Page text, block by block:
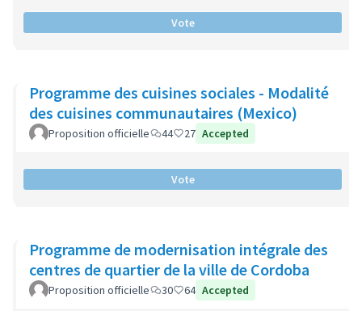
Vote
Programme des cuisines sociales - Modalité
des cuisines communautaires (Mexico)
Proposition officielle 44 27 Accepted
Vote
Programme de modernisation intégrale des
centres de quartier de la ville de Cordoba
Proposition officielle 30 64 Accepted